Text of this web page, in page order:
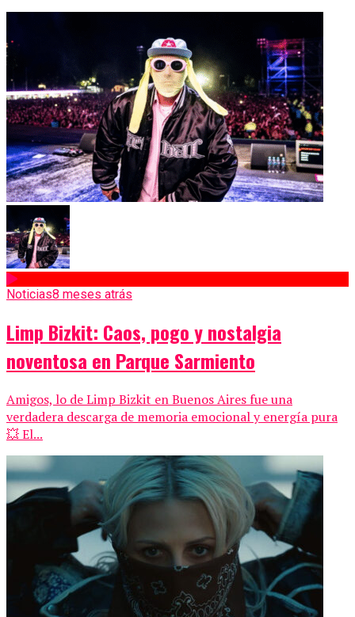
Noticias8 meses atrás
Limp Bizkit: Caos, pogo y nostalgia
noventosa en Parque Sarmiento
Amigos, lo de Limp Bizkit en Buenos Aires fue una
verdadera descarga de memoria emocional y energía pura
💥 El...